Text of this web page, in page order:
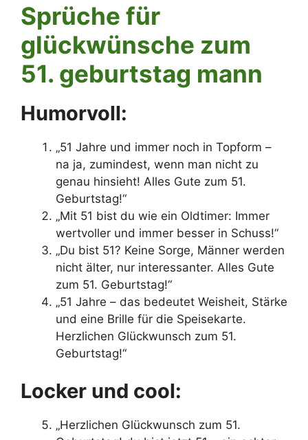
Sprüche für
glückwünsche zum
51. geburtstag mann
Humorvoll:
„51 Jahre und immer noch in Topform –
na ja, zumindest, wenn man nicht zu
genau hinsieht! Alles Gute zum 51.
Geburtstag!“
„Mit 51 bist du wie ein Oldtimer: Immer
wertvoller und immer besser in Schuss!“
„Du bist 51? Keine Sorge, Männer werden
nicht älter, nur interessanter. Alles Gute
zum 51. Geburtstag!“
„51 Jahre – das bedeutet Weisheit, Stärke
und eine Brille für die Speisekarte.
Herzlichen Glückwunsch zum 51.
Geburtstag!“
Locker und cool:
„Herzlichen Glückwunsch zum 51.